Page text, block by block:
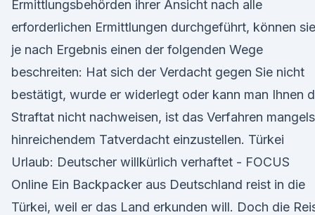
Ermittlungsbehörden ihrer Ansicht nach alle
erforderlichen Ermittlungen durchgeführt, können sie
je nach Ergebnis einen der folgenden Wege
beschreiten: Hat sich der Verdacht gegen Sie nicht
bestätigt, wurde er widerlegt oder kann man Ihnen
Straftat nicht nachweisen, ist das Verfahren mangels
hinreichendem Tatverdacht einzustellen. Türkei
Urlaub: Deutscher willkürlich verhaftet - FOCUS
Online Ein Backpacker aus Deutschland reist in die
Türkei, weil er das Land erkunden will. Doch die